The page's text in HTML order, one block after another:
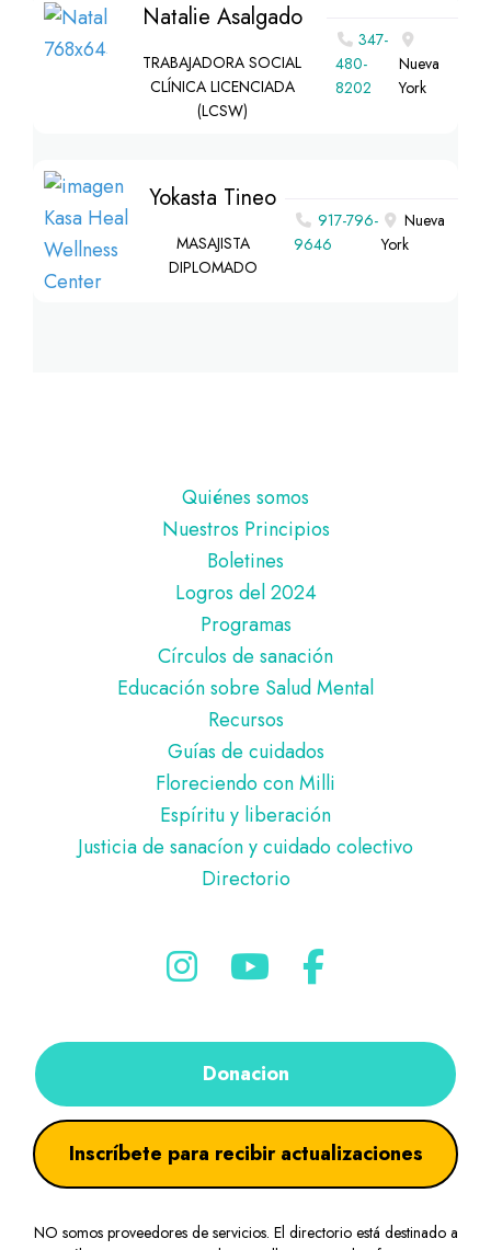
Natalie Asalgado
TRABAJADORA SOCIAL
CLÍNICA LICENCIADA
(LCSW)
347-
480-
8202
Nueva
York
Yokasta Tineo
MASAJISTA
DIPLOMADO
917-796-
9646
Nueva
York
Quiénes somos
Nuestros Principios
Boletines
Logros del 2024
Programas
Círculos de sanación
Educación sobre Salud Mental
Recursos
Guías de cuidados
Floreciendo con Milli
Espíritu y liberación
Justicia de sanacíon y cuidado colectivo
Directorio
Donacion
Inscríbete para recibir actualizaciones
NO somos proveedores de servicios. El directorio está destinado a